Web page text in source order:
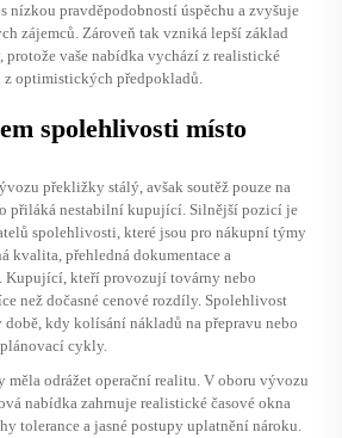
nízkou pravděpodobností úspěchu a zvyšuje
zájemců. Zároveň tak vzniká lepší základ
vaše nabídka vychází z realistické
optimistických předpokladů.
spolehlivosti místo
překližky stálý, avšak soutěž pouze na
přiláká nestabilní kupující. Silnější pozicí je
spolehlivosti, které jsou pro nákupní týmy
kvalita, přehledná dokumentace a
Kupující, kteří provozují továrny nebo
než dočasné cenové rozdíly. Spolehlivost
době, kdy kolísání nákladů na přepravu nebo
cykly.
měla odrážet operační realitu. V oboru vývozu
nabídka zahrnuje realistické časové okna
tolerance a jasné postupy uplatnění nároku.